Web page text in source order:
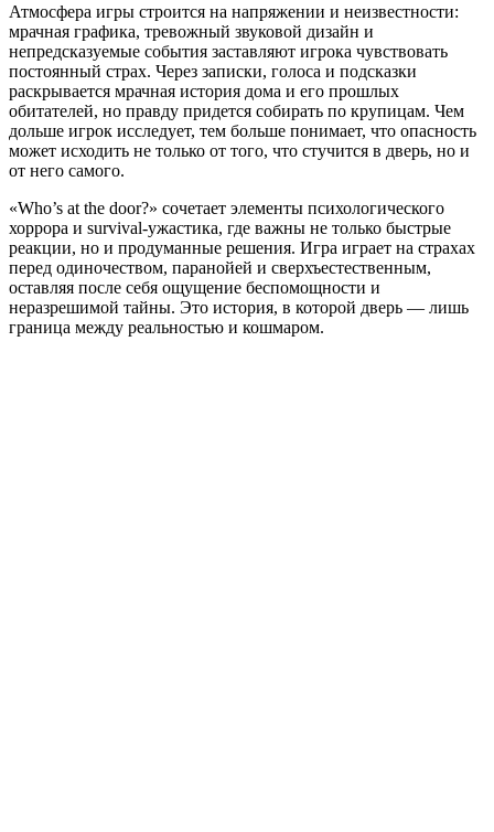
Атмосфера игры строится на напряжении и неизвестности:
мрачная графика, тревожный звуковой дизайн и
непредсказуемые события заставляют игрока чувствовать
постоянный страх. Через записки, голоса и подсказки
раскрывается мрачная история дома и его прошлых
обитателей, но правду придется собирать по крупицам. Чем
дольше игрок исследует, тем больше понимает, что опасность
может исходить не только от того, что стучится в дверь, но и
от него самого.
«Who’s at the door?» сочетает элементы психологического
хоррора и survival-ужастика, где важны не только быстрые
реакции, но и продуманные решения. Игра играет на страхах
перед одиночеством, паранойей и сверхъестественным,
оставляя после себя ощущение беспомощности и
неразрешимой тайны. Это история, в которой дверь — лишь
граница между реальностью и кошмаром.